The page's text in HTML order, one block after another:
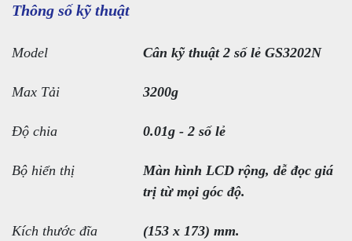
Thông số kỹ thuật
Model Cân kỹ thuật 2 số lẻ GS3202N
Max Tải 3200g
Độ chia 0.01g - 2 số lẻ
Bộ hiển thị
Màn hình LCD rộng, dễ đọc giá
trị từ mọi góc độ.
Kích thước đĩa (153 x 173) mm.